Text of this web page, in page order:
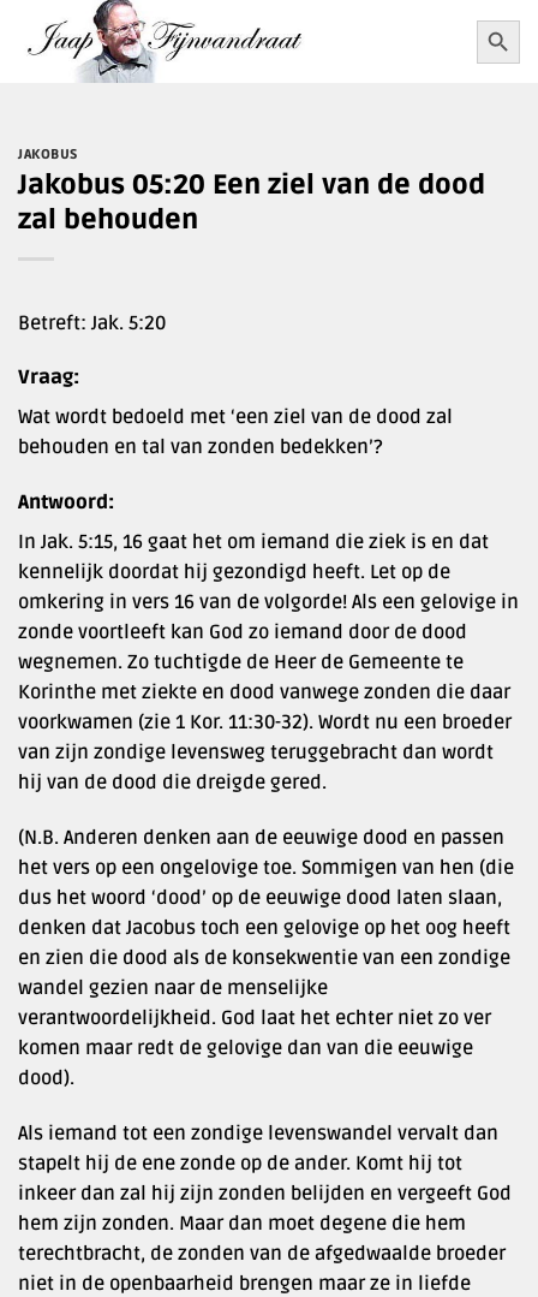
naar
Zoek
naar:
JAKOBUS
Jakobus 05:20 Een ziel van de dood
zal behouden
Betreft: Jak. 5:20
Vraag:
Wat wordt bedoeld met ‘een ziel van de dood zal
behouden en tal van zonden bedekken’?
Antwoord:
In Jak. 5:15, 16 gaat het om iemand die ziek is en dat
kennelijk doordat hij gezondigd heeft. Let op de
omkering in vers 16 van de volgorde! Als een gelovige in
zonde voortleeft kan God zo iemand door de dood
wegnemen. Zo tuchtigde de Heer de Gemeente te
Korinthe met ziekte en dood vanwege zonden die daar
voorkwamen (zie 1 Kor. 11:30-32). Wordt nu een broeder
van zijn zondige levensweg teruggebracht dan wordt
hij van de dood die dreigde gered.
(N.B. Anderen denken aan de eeuwige dood en passen
het vers op een ongelovige toe. Sommigen van hen (die
dus het woord ‘dood’ op de eeuwige dood laten slaan,
denken dat Jacobus toch een gelovige op het oog heeft
en zien die dood als de konsekwentie van een zondige
wandel gezien naar de menselijke
verantwoordelijkheid. God laat het echter niet zo ver
komen maar redt de gelovige dan van die eeuwige
dood).
Als iemand tot een zondige levenswandel vervalt dan
stapelt hij de ene zonde op de ander. Komt hij tot
inkeer dan zal hij zijn zonden belijden en vergeeft God
hem zijn zonden. Maar dan moet degene die hem
terechtbracht, de zonden van de afgedwaalde broeder
niet in de openbaarheid brengen maar ze in liefde